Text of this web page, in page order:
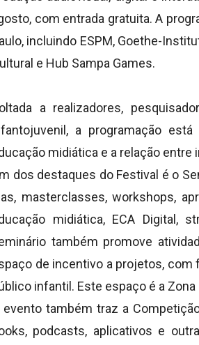
com entrada gratuita. A
incluindo ESPM, Goethe-
e Hub Sampa Games.
a realizadores,
a programação
midiática e a relação entre
dos destaques do Festival é o
masterclasses, workshops,
midiática, ECA Digital,
também promove
de incentivo a projetos,
infantil. Este espaço é a
evento também traz a
podcasts, aplicativos e